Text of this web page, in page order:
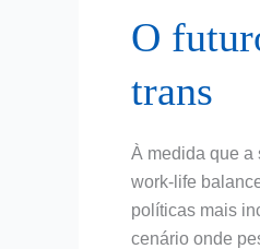
O
trans
À medida que a
work-life
políticas mais
cenário onde